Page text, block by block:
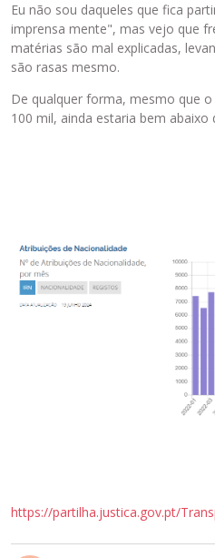
Eu não sou daqueles que fica
imprensa mente", mas vejo que
matérias são mal explicadas,
são rasas mesmo.
De qualquer forma, mesmo que
100 mil, ainda estaria bem abaixo
https://partilha.justica.gov.pt/